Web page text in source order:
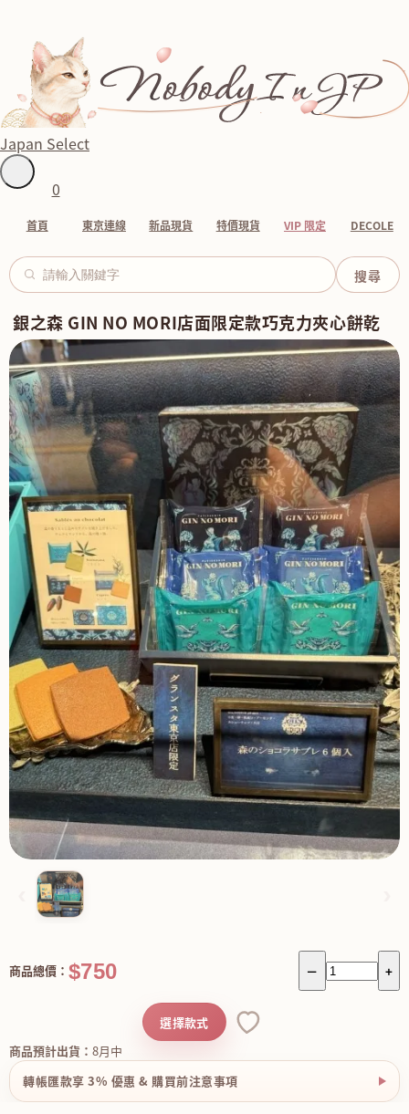
Japan Select
0
首頁 東京連線 新品現貨 特價現貨 VIP 限定 DECOLE
銀之森 GIN NO MORI店面限定款巧克力夾心餅乾
－ +
商品總價： $750
商品預計出貨： 8月中
選擇款式
轉帳匯款享 3% 優惠 & 購買前注意事項